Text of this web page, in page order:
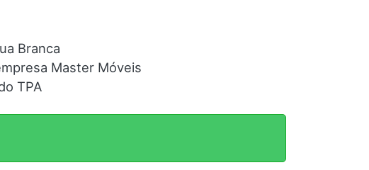
Branca
Master Móveis
TPA